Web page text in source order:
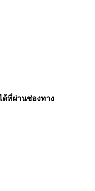
ด้ที่ผ่านช่องทาง